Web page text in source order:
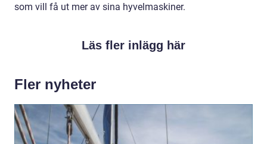
som vill få ut mer av sina hyvelmaskiner.
Läs fler inlägg här
Fler nyheter